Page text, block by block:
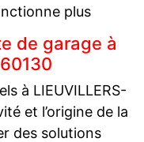
plus
de garage à
à LIEUVILLERS-
et l’origine de la
des solutions